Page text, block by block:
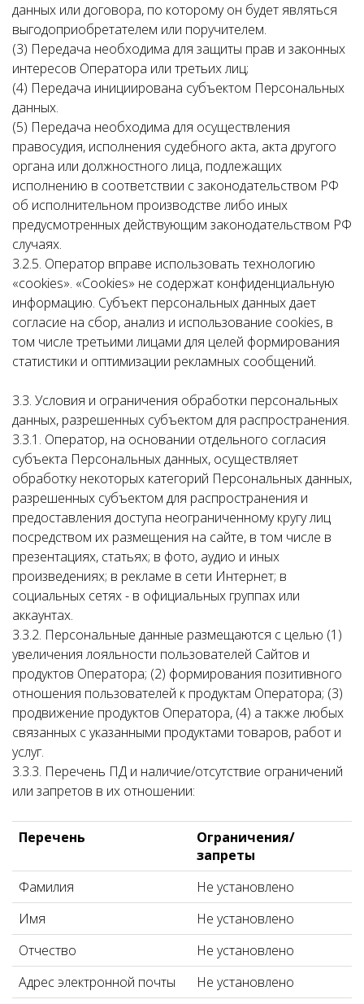
данных или договора, по которому он будет являться
выгодоприобретателем или поручителем.
(3) Передача необходима для защиты прав и законных
интересов Оператора или третьих лиц;
(4) Передача инициирована субъектом Персональных
данных.
(5) Передача необходима для осуществления
правосудия, исполнения судебного акта, акта другого
органа или должностного лица, подлежащих
исполнению в соответствии с законодательством РФ
об исполнительном производстве либо иных
предусмотренных действующим законодательством РФ
случаях.
3.2.5. Оператор вправе использовать технологию
«cookies». «Cookies» не содержат конфиденциальную
информацию. Субъект персональных данных дает
согласие на сбор, анализ и использование cookies, в
том числе третьими лицами для целей формирования
статистики и оптимизации рекламных сообщений.
3.3. Условия и ограничения обработки персональных
данных, разрешенных субъектом для распространения.
3.3.1. Оператор, на основании отдельного согласия
субъекта Персональных данных, осуществляет
обработку некоторых категорий Персональных данных,
разрешенных субъектом для распространения и
предоставления доступа неограниченному кругу лиц
посредством их размещения на сайте, в том числе в
презентациях, статьях; в фото, аудио и иных
произведениях; в рекламе в сети Интернет; в
социальных сетях - в официальных группах или
аккаунтах.
3.3.2. Персональные данные размещаются с целью (1)
увеличения лояльности пользователей Сайтов и
продуктов Оператора; (2) формирования позитивного
отношения пользователей к продуктам Оператора; (3)
продвижение продуктов Оператора, (4) а также любых
связанных с указанными продуктами товаров, работ и
услуг.
3.3.3. Перечень ПД и наличие/отсутствие ограничений
или запретов в их отношении:
Перечень
Ограничения/
запреты
Фамилия
Не установлено
Имя
Не установлено
Отчество
Не установлено
Адрес электронной почты
Не установлено